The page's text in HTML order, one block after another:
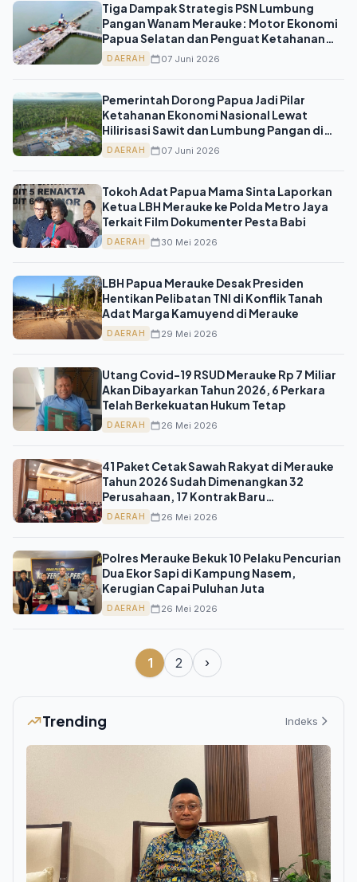
Tiga Dampak Strategis PSN Lumbung
Pangan Wanam Merauke: Motor Ekonomi
Papua Selatan dan Penguat Ketahanan
Nasional
DAERAH 07 Juni 2026
Pemerintah Dorong Papua Jadi Pilar
Ketahanan Ekonomi Nasional Lewat
Hilirisasi Sawit dan Lumbung Pangan di
Merauke
DAERAH 07 Juni 2026
Tokoh Adat Papua Mama Sinta Laporkan
Ketua LBH Merauke ke Polda Metro Jaya
Terkait Film Dokumenter Pesta Babi
DAERAH 30 Mei 2026
LBH Papua Merauke Desak Presiden
Hentikan Pelibatan TNI di Konflik Tanah
Adat Marga Kamuyend di Merauke
DAERAH 29 Mei 2026
Utang Covid-19 RSUD Merauke Rp 7 Miliar
Akan Dibayarkan Tahun 2026, 6 Perkara
Telah Berkekuatan Hukum Tetap
DAERAH 26 Mei 2026
41 Paket Cetak Sawah Rakyat di Merauke
Tahun 2026 Sudah Dimenangkan 32
Perusahaan, 17 Kontrak Baru
Ditandatangani
DAERAH 26 Mei 2026
Polres Merauke Bekuk 10 Pelaku Pencurian
Dua Ekor Sapi di Kampung Nasem,
Kerugian Capai Puluhan Juta
DAERAH 26 Mei 2026
1 2 ›
Trending Indeks